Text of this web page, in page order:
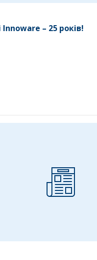
Innoware – 25 років!